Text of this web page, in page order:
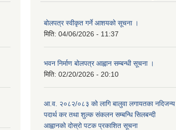
बोलपत्र स्वीकृत गर्ने आशयको सूचना ।
मिति: 04/06/2026 - 11:37
भवन निर्माण बोलपत्र आह्वान सम्बन्धी सूचना ।
मिति: 02/20/2026 - 20:10
आ.व. २०८२/०८३ को लागि बालुवा लगायतका नदिजन्य
पदार्थ कर तथा शुल्क संकलन सम्बन्धि सिलबन्दी
आह्वानको दोस्रो पटक प्रकाशित सूचना